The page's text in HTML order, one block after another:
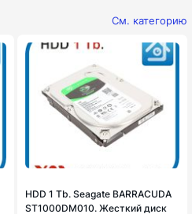
См. категорию
HDD 1 Tb. Seagate BARRACUDA
ST1000DM010. Жесткий диск